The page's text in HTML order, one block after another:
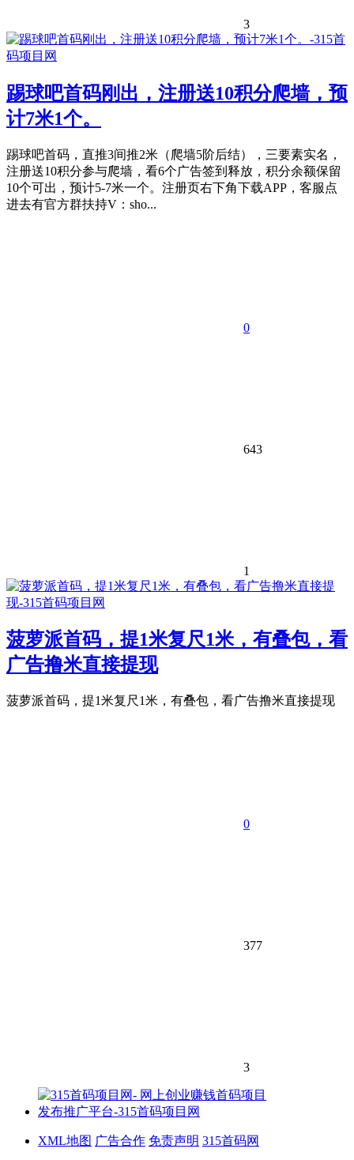
3
踢球吧首码刚出，注册送10积分爬墙，预
计7米1个。
踢球吧首码，直推3间推2米（爬墙5阶后结），三要素实名，
注册送10积分参与爬墙，看6个广告签到释放，积分余额保留
10个可出，预计5-7米一个。注册页右下角下载APP，客服点
进去有官方群扶持V：sho...
0
643
1
菠萝派首码，提1米复尺1米，有叠包，看
广告撸米直接提现
菠萝派首码，提1米复尺1米，有叠包，看广告撸米直接提现
0
377
3
XML地图 广告合作 免责声明 315首码网